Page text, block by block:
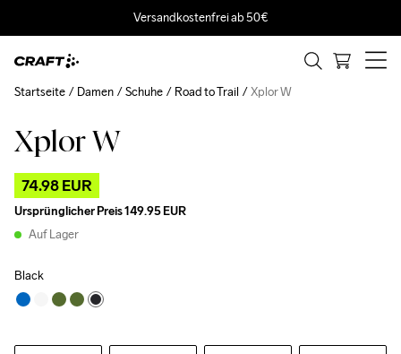
Versandkostenfrei ab 50€
Xplor W
74.98 EUR
Ursprünglicher Preis149.95 EUR
Auf Lager
Black
Startseite Damen Schuhe Road to Trail Xplor W
Outlet